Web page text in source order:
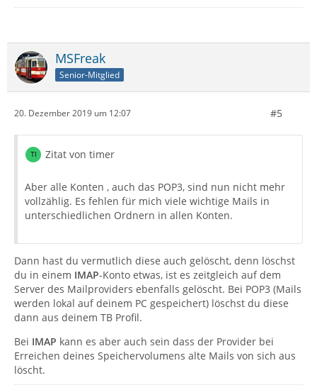
MSFreak
Senior-Mitglied
20. Dezember 2019 um 12:07 #5
Zitat von timer
Aber alle Konten , auch das POP3, sind nun nicht mehr
vollzählig. Es fehlen für mich viele wichtige Mails in
unterschiedlichen Ordnern in allen Konten.
Dann hast du vermutlich diese auch gelöscht, denn löschst
du in einem IMAP-Konto etwas, ist es zeitgleich auf dem
Server des Mailproviders ebenfalls gelöscht. Bei POP3 (Mails
werden lokal auf deinem PC gespeichert) löschst du diese
dann aus deinem TB Profil.
Bei IMAP kann es aber auch sein dass der Provider bei
Erreichen deines Speichervolumens alte Mails von sich aus
löscht.